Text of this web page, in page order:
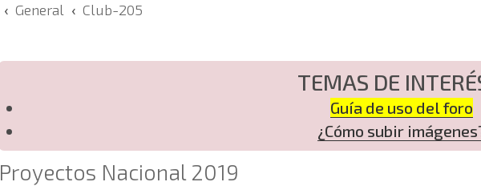
General Club-205
TEMAS DE
Guía de uso del foro
¿Cómo subir
Proyectos Nacional 2019